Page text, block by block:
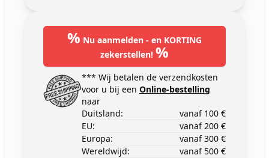
% Nu aanmelden - en KORTING
zekerstellen! %
*** Wij betalen de verzendkosten
voor u bij een Online-bestelling
naar
Duitsland:
vanaf 100 €
EU:
vanaf 200 €
Europa:
vanaf 300 €
Wereldwijd:
vanaf 500 €